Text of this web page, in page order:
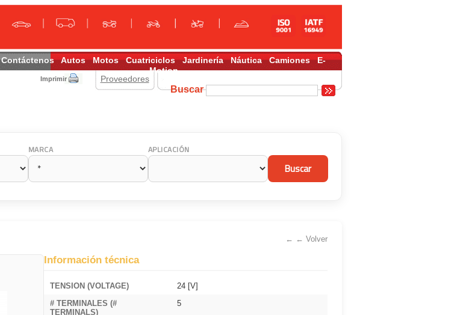
Contáctenos Autos Motos Cuatriciclos Jardinería Náutica Camiones
E-
Motion
Imprimir Proveedores
Buscar
MARCA APLICACIÓN
← ← Volver
Información técnica
TENSION (VOLTAGE)
24 [V]
# TERMINALES (#
TERMINALS)
5